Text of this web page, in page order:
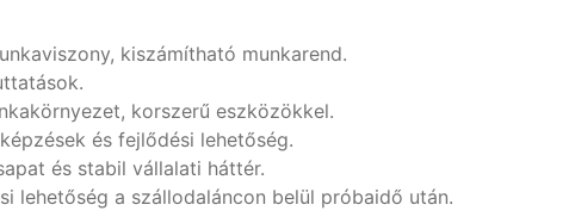
kiszámítható munkarend.
korszerű eszközökkel.
és fejlődési lehetőség.
és stabil vállalati háttér.
lehetőség a szállodaláncon belül próbaidő után.